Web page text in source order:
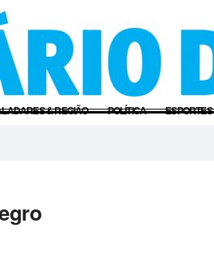
& REGIÃO POLÍTICA ESPORTES